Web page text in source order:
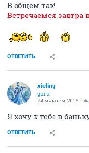
В общем так!
Встречаемся завтра
ОТВЕТИТЬ
xieling
guru
24 января 2015
Я хочу к тебе в
ОТВЕТИТЬ